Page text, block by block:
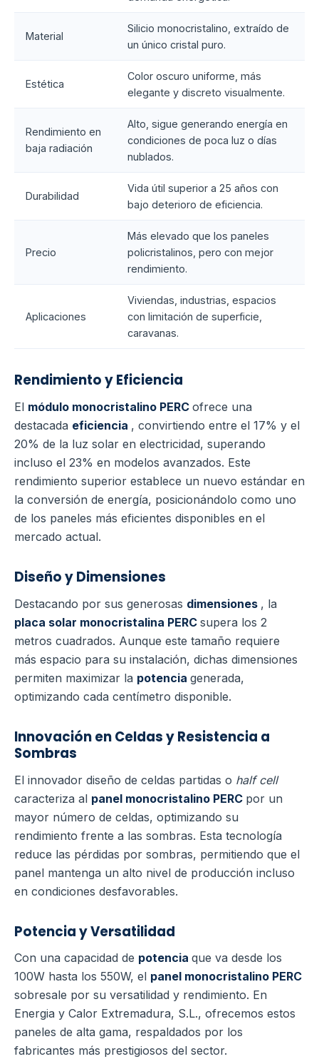
Material
Silicio monocristalino, extraído de
un único cristal puro.
Estética
Color oscuro uniforme, más
elegante y discreto visualmente.
Rendimiento en
baja radiación
Alto, sigue generando energía en
condiciones de poca luz o días
nublados.
Durabilidad
Vida útil superior a 25 años con
bajo deterioro de eficiencia.
Precio
Más elevado que los paneles
policristalinos, pero con mejor
rendimiento.
Aplicaciones
Viviendas, industrias, espacios
con limitación de superficie,
caravanas.
Rendimiento y Eficiencia
El módulo monocristalino PERC ofrece una
destacada eficiencia , convirtiendo entre el 17% y el
20% de la luz solar en electricidad, superando
incluso el 23% en modelos avanzados. Este
rendimiento superior establece un nuevo estándar en
la conversión de energía, posicionándolo como uno
de los paneles más eficientes disponibles en el
mercado actual.
Diseño y Dimensiones
Destacando por sus generosas dimensiones , la
placa solar monocristalina PERC supera los 2
metros cuadrados. Aunque este tamaño requiere
más espacio para su instalación, dichas dimensiones
permiten maximizar la potencia generada,
optimizando cada centímetro disponible.
Innovación en Celdas y Resistencia a
Sombras
El innovador diseño de celdas partidas o half cell
caracteriza al panel monocristalino PERC por un
mayor número de celdas, optimizando su
rendimiento frente a las sombras. Esta tecnología
reduce las pérdidas por sombras, permitiendo que el
panel mantenga un alto nivel de producción incluso
en condiciones desfavorables.
Potencia y Versatilidad
Con una capacidad de potencia que va desde los
100W hasta los 550W, el panel monocristalino PERC
sobresale por su versatilidad y rendimiento. En
Energia y Calor Extremadura, S.L., ofrecemos estos
paneles de alta gama, respaldados por los
fabricantes más prestigiosos del sector.